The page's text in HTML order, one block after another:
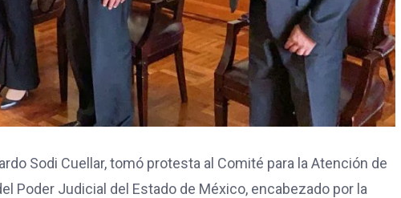
Sodi Cuellar, tomó protesta al Comité para la Atención de
Poder Judicial del Estado de México, encabezado por la